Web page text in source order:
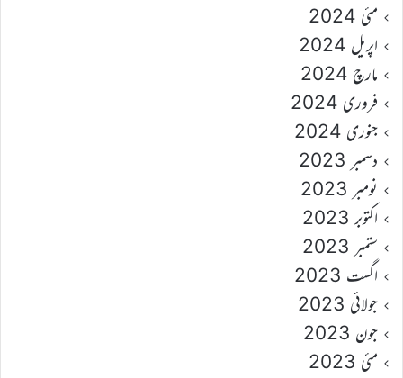
مئی 2024
اپریل 2024
مارچ 2024
فروری 2024
جنوری 2024
دسمبر 2023
نومبر 2023
اکتوبر 2023
ستمبر 2023
اگست 2023
جولائی 2023
جون 2023
مئی 2023